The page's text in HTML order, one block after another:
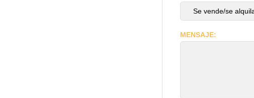
MENSAJE: